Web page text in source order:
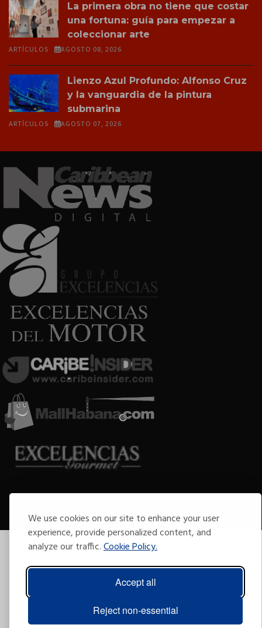
We use cookies on our site to enhance your user
experience, provide personalized content, and
analyze our traffic.Cookie Policy.
Accept all
Reject non-essential
La primera obra no tiene que costar
una fortuna: guía para empezar a
coleccionar arte
ARTÍCULOS AGOSTO 08, 2026
Lienzo Azul Profundo: Alfonso Cruz
y la vanguardia de la pintura
submarina
ARTÍCULOS AGOSTO 07, 2026
Todos los derechos reservados
Desarrollado por